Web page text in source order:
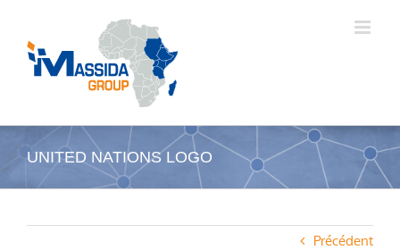
contenu
UNITED NATIONS LOGO
Précédent